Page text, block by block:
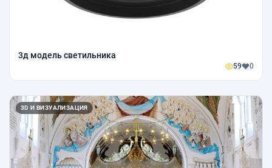
3д модель светильника
59 0
3D И ВИЗУАЛИЗАЦИЯ